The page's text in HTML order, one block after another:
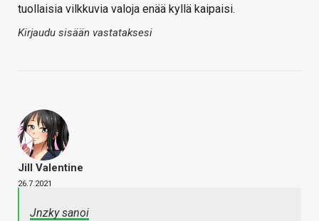
tuollaisia vilkkuvia valoja enää kyllä kaipaisi.
Kirjaudu sisään vastataksesi
Jill Valentine
26.7.2021
Jnzky sanoi